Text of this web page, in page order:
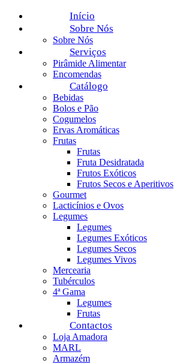
Início
Sobre Nós
Sobre Nós
Serviços
Pirâmide Alimentar
Encomendas
Catálogo
Bebidas
Bolos e Pão
Cogumelos
Ervas Aromáticas
Frutas
Frutas
Fruta Desidratada
Frutos Exóticos
Frutos Secos e Aperitivos
Gourmet
Lacticínios e Ovos
Legumes
Legumes
Legumes Exóticos
Legumes Secos
Legumes Vivos
Mercearia
Tubérculos
4ª Gama
Legumes
Frutas
Contactos
Loja Amadora
MARL
Armazém